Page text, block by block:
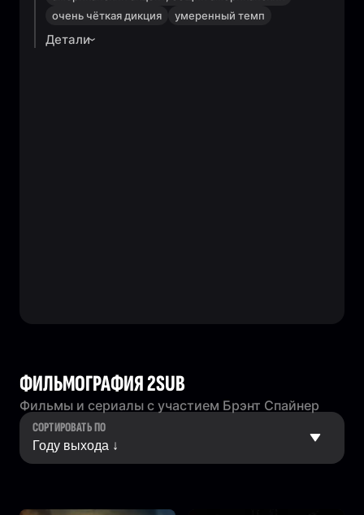
очень чёткая дикция
умеренный темп
Детали
ФИЛЬМОГРАФИЯ 2SUB
Фильмы и сериалы с участием Брэнт Спайнер
СОРТИРОВАТЬ ПО